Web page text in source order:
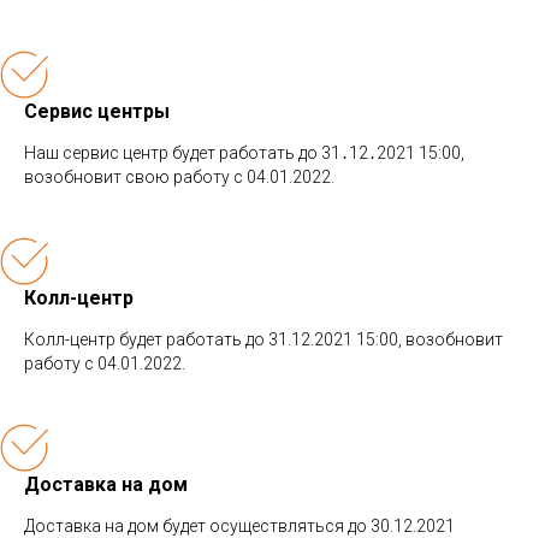
Сервис центры
Наш сервис центр будет работать до 31․12․2021 15:00,
возобновит свою работу с 04.01.2022.
Колл-центр
Колл-центр будет работать до 31.12.2021 15:00, возобновит
работу с 04.01.2022.
Доставка на дом
Доставка на дом будет осуществляться до 30.12.2021